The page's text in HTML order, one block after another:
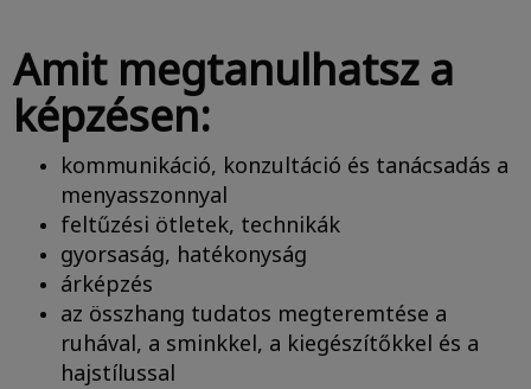
Amit megtanulhatsz a
képzésen:
kommunikáció, konzultáció és tanácsadás a
menyasszonnyal
feltűzési ötletek, technikák
gyorsaság, hatékonyság
árképzés
az összhang tudatos megteremtése a
ruhával, a sminkkel, a kiegészítőkkel és a
hajstílussal